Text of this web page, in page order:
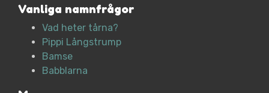
Vanliga namnfrågor
Vad heter tårna?
Pippi Långstrump
Bamse
Babblarna